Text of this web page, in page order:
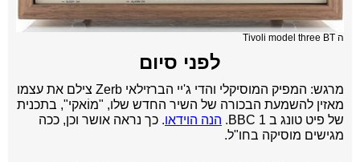
ה Tivoli model three BT
לפני סיום
מרגש: המפיק המוסיקלי והדי ג'יי הברזילאי Zerb צילם את עצמו
מאזין להשמעת הבכורה של השיר החדש שלו, "מוֹאקי", בתכנית
של פיט טונג ב BBC 1.
הנה הוידאו. כך נראה אושר וכן, ככה
מגישים מוסיקה בחו"ל.